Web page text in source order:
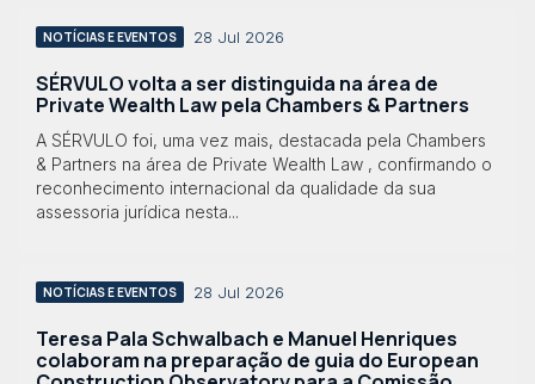
NOTÍCIAS E EVENTOS 28 Jul 2026
SÉRVULO volta a ser distinguida na área de
Private Wealth Law pela Chambers & Partners
A SÉRVULO foi, uma vez mais, destacada pela Chambers
& Partners na área de Private Wealth Law , confirmando o
reconhecimento internacional da qualidade da sua
assessoria jurídica nesta...
NOTÍCIAS E EVENTOS 28 Jul 2026
Teresa Pala Schwalbach e Manuel Henriques
colaboram na preparação de guia do European